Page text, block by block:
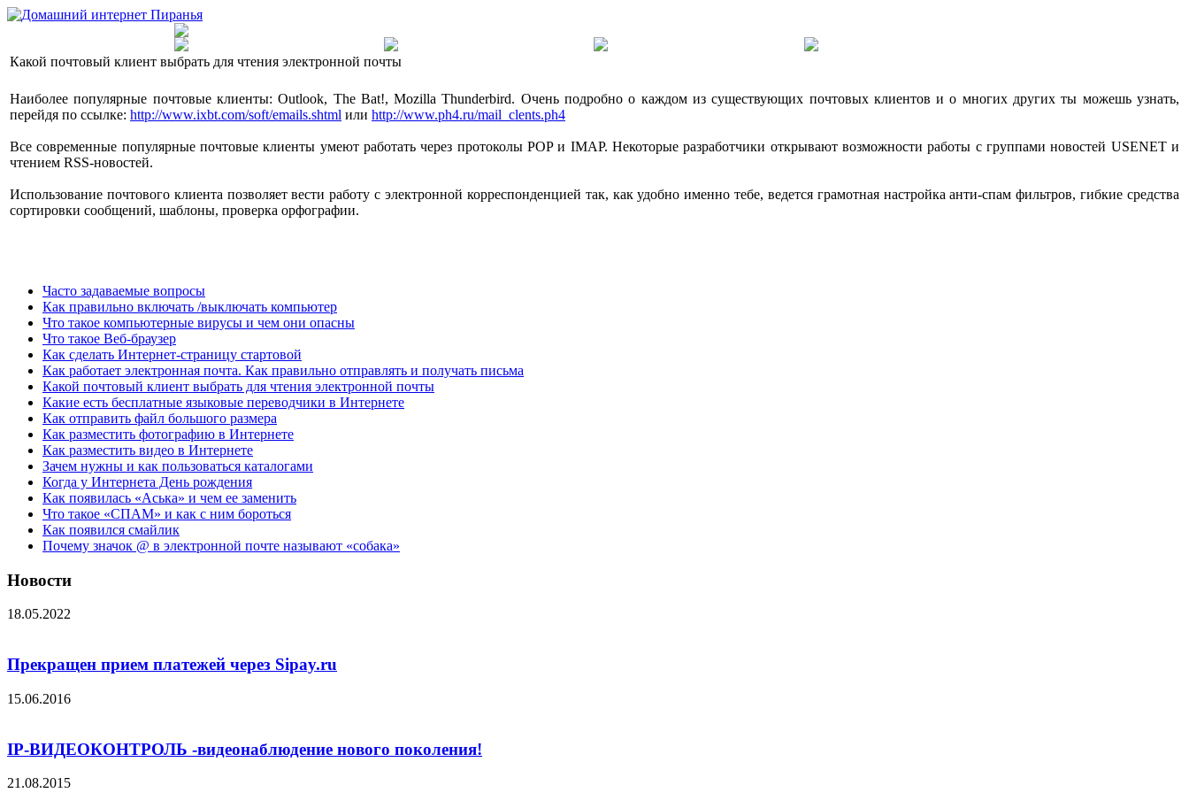
Какой почтовый клиент выбрать для чтения электронной почты
Наиболее популярные почтовые клиенты: Outlook, The Bat!, Mozilla Thunderbird. Очень подробно о каждом из существующих почтовых клиентов и о многих других ты можешь узнать,
перейдя по ссылке: http://www.ixbt.com/soft/emails.shtml или http://www.ph4.ru/mail_clents.ph4
Все современные популярные почтовые клиенты умеют работать через протоколы POP и IMAP. Некоторые разработчики открывают возможности работы с группами новостей USENET и
чтением RSS-новостей.
Использование почтового клиента позволяет вести работу с электронной корреспонденцией так, как удобно именно тебе, ведется грамотная настройка анти-спам фильтров, гибкие средства
сортировки сообщений, шаблоны, проверка орфографии.
Часто задаваемые вопросы
Как правильно включать /выключать компьютер
Что такое компьютерные вирусы и чем они опасны
Что такое Веб-браузер
Как сделать Интернет-страницу стартовой
Как работает электронная почта. Как правильно отправлять и получать письма
Какой почтовый клиент выбрать для чтения электронной почты
Какие есть бесплатные языковые переводчики в Интернете
Как отправить файл большого размера
Как разместить фотографию в Интернете
Как разместить видео в Интернете
Зачем нужны и как пользоваться каталогами
Когда у Интернета День рождения
Как появилась «Аська» и чем ее заменить
Что такое «СПАМ» и как с ним бороться
Как появился смайлик
Почему значок @ в электронной почте называют «собака»
Новости
18.05.2022
Прекращен прием платежей через Sipay.ru
15.06.2016
IP-ВИДЕОКОНТРОЛЬ -видеонаблюдение нового поколения!
21.08.2015